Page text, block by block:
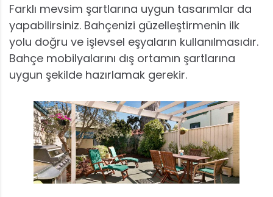
Farklı mevsim şartlarına uygun tasarımlar da
yapabilirsiniz. Bahçenizi güzelleştirmenin ilk
yolu doğru ve işlevsel eşyaların kullanılmasıdır.
Bahçe mobilyalarını dış ortamın şartlarına
uygun şekilde hazırlamak gerekir.